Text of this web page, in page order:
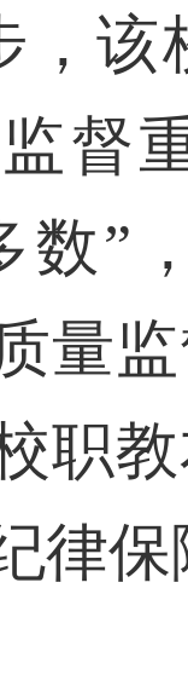
，该
督
数”
量
职
律保